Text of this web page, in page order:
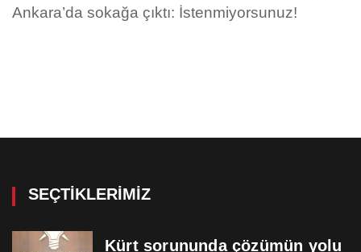
Ankara’da sokağa çıktı: İstenmiyorsunuz!
SEÇTIKLERIMIZ
Kürt sorununda çözümün yolu